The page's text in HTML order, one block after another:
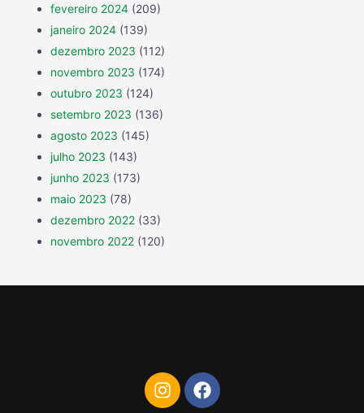
fevereiro 2024 (209)
janeiro 2024 (139)
dezembro 2023 (112)
novembro 2023 (174)
outubro 2023 (124)
setembro 2023 (136)
agosto 2023 (145)
julho 2023 (143)
junho 2023 (173)
maio 2023 (78)
dezembro 2022 (33)
novembro 2022 (120)